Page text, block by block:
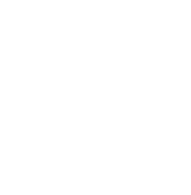
achteckiger,
für maximale
wasserdichte/